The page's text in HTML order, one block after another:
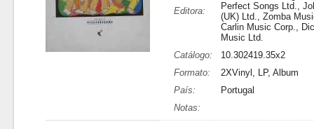
Editora:
Perfect Songs Ltd.,
(UK) Ltd., Zomba
Carlin Music Corp.,
Music Ltd.
Catálogo:
10.302419.35x2
Formato:
2XVinyl, LP, Album
País:
Portugal
Notas: